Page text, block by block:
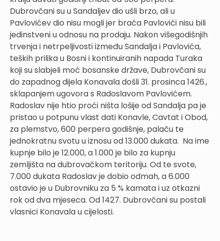
Dubrovčani su u Sandaljev dio ušli brzo, ali u
Pavlovićev dio nisu mogli jer braća Pavlovići nisu bili
jedinstveni u odnosu na prodaju. Nakon višegodišnjih
trvenja i netrpeljivosti između Sandalja i Pavlovića,
teških prilika u Bosni i kontinuiranih napada Turaka
koji su slabjeli moć bosanske države, Dubrovčani su
do zapadnog dijela Konavala došli 31. prosinca 1426.,
sklapanjem ugovora s Radoslavom Pavlovićem.
Radoslav nije htio proći ništa lošije od Sandalja pa je
pristao u potpunu vlast dati Konavle, Cavtat i Obod,
za plemstvo, 600 perpera godišnje, palaču te
jednokratnu svotu u iznosu od 13.000 dukata. Na ime
kupnje bilo je 12.000, a 1.000 je bilo za kupnju
zemljišta na dubrovačkom teritoriju. Od te svote,
7.000 dukata Radoslav je dobio odmah, a 6.000
ostavio je u Dubrovniku za 5 % kamata i uz otkazni
rok od dva mjeseca. Od 1427. Dubrovčani su postali
vlasnici Konavala u cijelosti.